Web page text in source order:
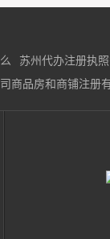
苏州代办注册执
商品房和商铺注册